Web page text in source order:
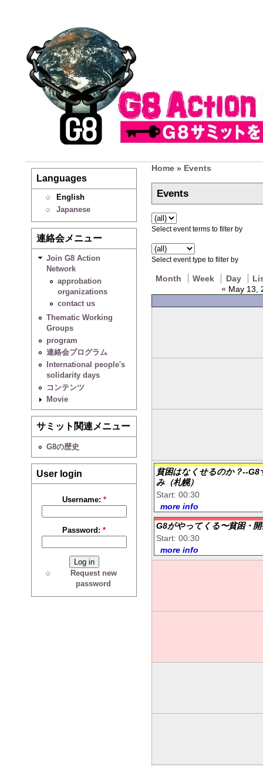
Languages
English
Japanese
連絡会メニュー
Join G8 Action
Network
approbation
organizations
contact us
Thematic Working
Groups
program
連絡会プログラム
International people's
solidarity days
コンテンツ
Movie
サミット関連メニュー
G8の歴史
User login
Username: *
Password:*
Request new
password
Home» Events
Events
Select event terms to filter by
Select event type to filter by
Month Week Day
« May 13,
貧困はなくせるのか？--
み（札幌）
Start: 00:30
more info
G8がやってくる〜貧困・
Start: 00:30
more info